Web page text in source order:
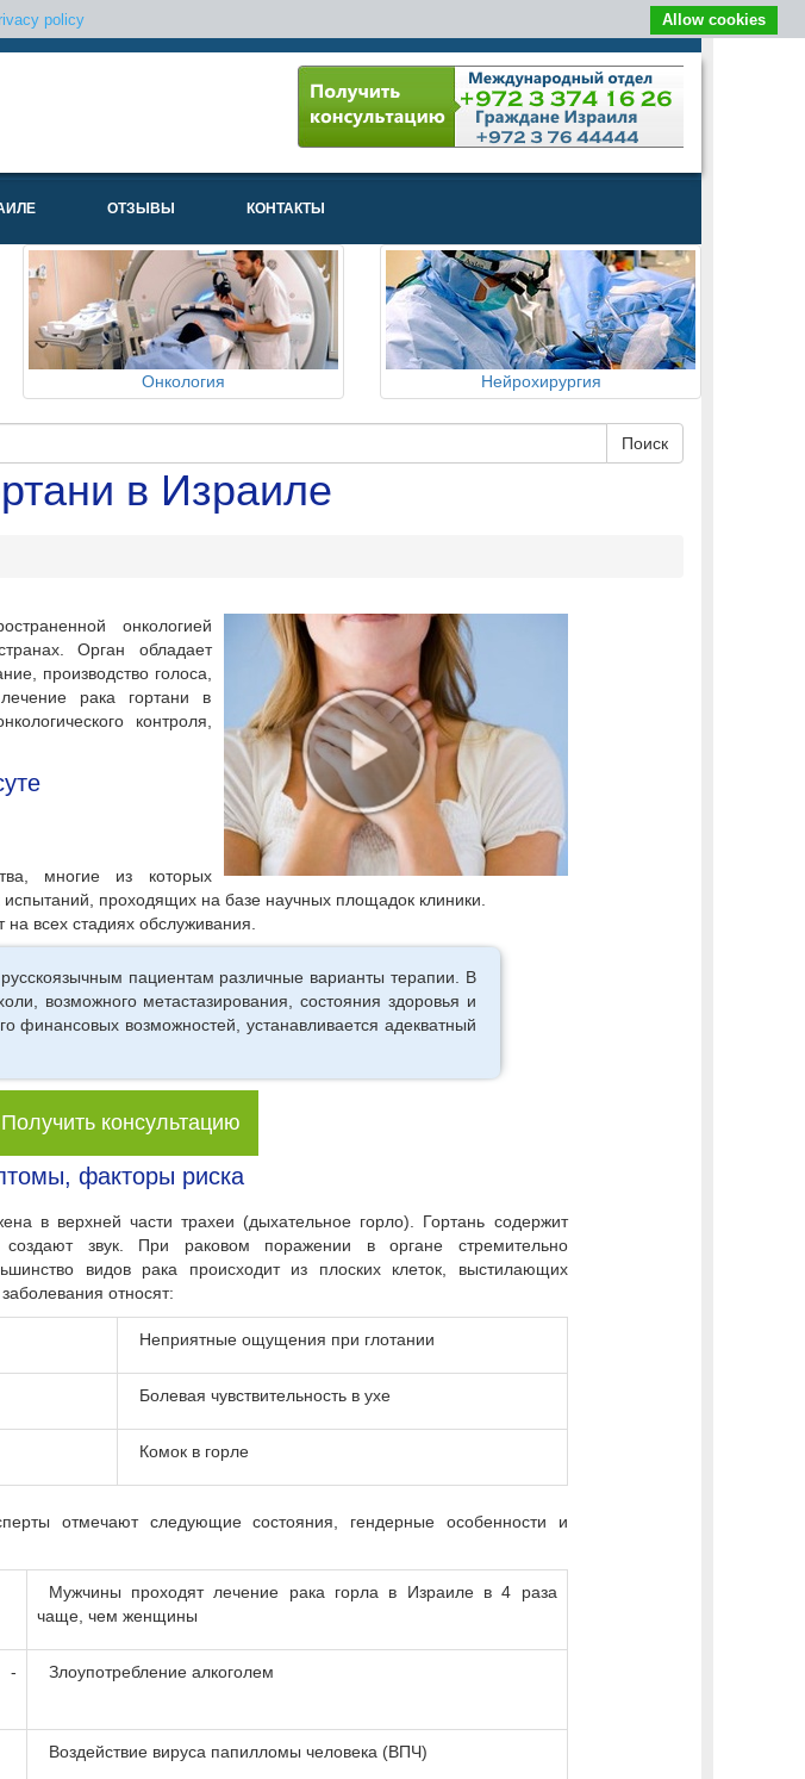
ОТЗЫВЫ КОНТАКТЫ
Онкология Нейрохирургия
в Израиле
онкологией
Орган обладает
производство голоса,
рака гортани в
контроля,
многие из которых
испытаний, проходящих на базе научных площадок клиники.
всех стадиях обслуживания.
пациентам различные варианты терапии. В
возможного метастазирования, состояния здоровья и
финансовых возможностей, устанавливается адекватный
Получить консультацию
факторы риска
в верхней части трахеи (дыхательное горло). Гортань содержит
создают звук. При раковом поражении в органе стремительно
видов рака происходит из плоских клеток, выстилающих
относят:
Неприятные ощущения при глотании
Болевая чувствительность в ухе
Комок в горле
отмечают следующие состояния, гендерные особенности и
Мужчины проходят лечение рака горла в Израиле в 4 раза
чаще, чем женщины
-
Злоупотребление алкоголем
Воздействие вируса папилломы человека (ВПЧ)
policy Allow cookies